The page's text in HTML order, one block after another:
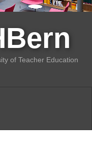
of Teacher Education